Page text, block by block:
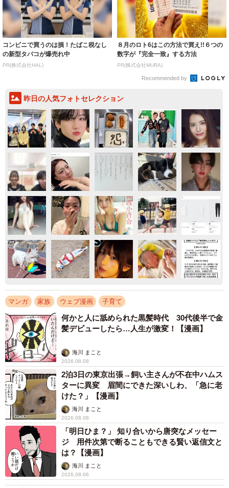
コンビニで買うのは損！たばこ税なし
の新型タバコが爆売れ中
PR(株式会社HAL)
８月のロト6はこの方法で買え!!６つの
数字が『完全一致』する方法
PR(株式会社MURA)
Recommended by
昨日の人気フォトセレクション
マンガ 家族 ウェブ漫画 子育て
何かと人に舐められた黒髪時代 30代後半で金
髪デビューしたら…人生が激変！【漫画】
海川 まこと
2026.08.08
2泊3日の東京出張→飼い主さんが不在中ハムス
ターに異変 眉間にできた深いしわ、「急に老
けた？」【漫画】
海川 まこと
2026.08.08
「明日ひま？」 知り合いから唐突なメッセー
ジ 用件次第で断ることもできる賢い返信文と
は？【漫画】
海川 まこと
2026.08.06